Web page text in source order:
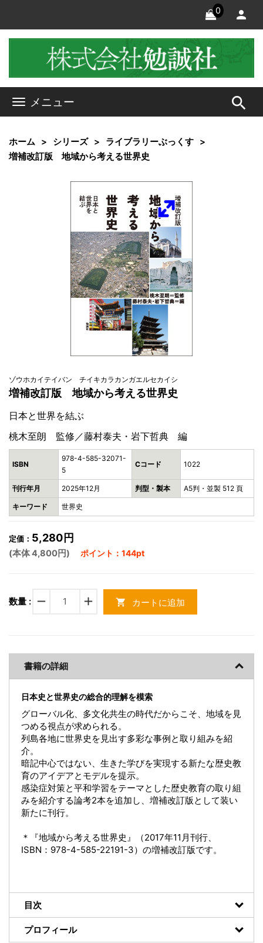
0
メニュー search
ホーム シリーズ
ライブラリーぶっくす
増補改訂版 地域から考える世界史
ゾウホカイテイバン チイキカラカンガエルセカイシ
増補改訂版 地域から考える世界史
日本と世界を結ぶ
桃木至朗 監修／藤村泰夫・岩下哲典 編
ISBN
978-4-585-32071-
5
Cコード 1022
刊行年月 2025年12月 判型・製本 A5判・並製 512 頁
キーワード 世界史
定価： 5,280円
(本体 4,800円) ポイント：144pt
数量 : remove add shopping_cart カートに追加
書籍の詳細
日本史と世界史の総合的理解を模索
グローバル化、多文化共生の時代だからこそ、地域を見
つめる視点が求められる。
列島各地に世界史を見出す多彩な事例と取り組みを紹
介。
暗記中心ではない、生きた学びを実現する新たな歴史教
育のアイデアとモデルを提示。
感染症対策と平和学習をテーマとした歴史教育の取り組
みを紹介する論考2本を追加し、増補改訂版として装い
新たに刊行。
＊『地域から考える世界史』（2017年11月刊行、
ISBN：978-4-585-22191-3）の増補改訂版です。
目次
プロフィール